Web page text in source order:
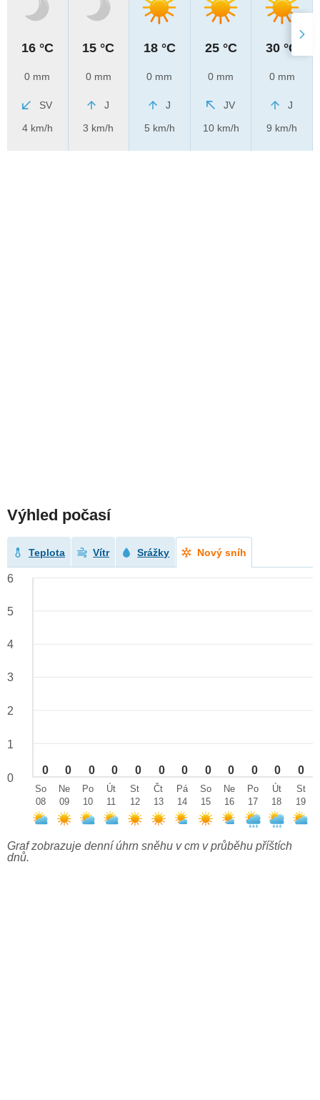
16 °C
0 mm
SV
4 km/h
15 °C
0 mm
J
3 km/h
18 °C
0 mm
J
5 km/h
25 °C
0 mm
JV
10 km/h
30 °C
0 mm
J
9 km/h
Výhled počasí
Teplota Vítr Srážky Nový sníh
0 0 0 0 0 0 0 0 0 0 0 0
6
5
4
3
2
1
0
So
08
Ne
09
Po
10
Út
11
St
12
Čt
13
Pá
14
So
15
Ne
16
Po
17
Út
18
St
19
Graf zobrazuje denní úhrn sněhu v cm v průběhu příštích
dnů.